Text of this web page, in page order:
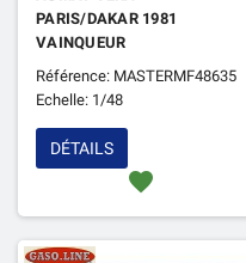
PARIS/DAKAR 1981
VAINQUEUR
Référence: MASTERMF48635
Echelle: 1/48
favorite
DÉTAILS